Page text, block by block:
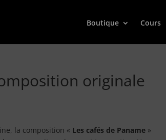
Boutique Cours
originale
la composition « Les cafés de Paname »